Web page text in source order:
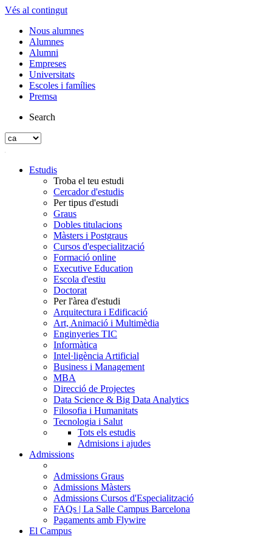
Vés al contingut
Nous alumnes
Alumnes
Alumni
Empreses
Universitats
Escoles i famílies
Premsa
Search
Estudis
Troba el teu estudi
Cercador d'estudis
Per tipus d'estudi
Graus
Dobles titulacions
Màsters i Postgraus
Cursos d'especialització
Formació online
Executive Education
Escola d'estiu
Doctorat
Per l'àrea d'estudi
Arquitectura i Edificació
Art, Animació i Multimèdia
Enginyeries TIC
Informàtica
Intel·ligència Artificial
Business i Management
MBA
Direcció de Projectes
Data Science & Big Data Analytics
Filosofia i Humanitats
Tecnologia i Salut
Tots els estudis
Admisions i ajudes
Admissions
Admissions Graus
Admissions Màsters
Admissions Cursos d'Especialització
FAQs | La Salle Campus Barcelona
Pagaments amb Flywire
El Campus